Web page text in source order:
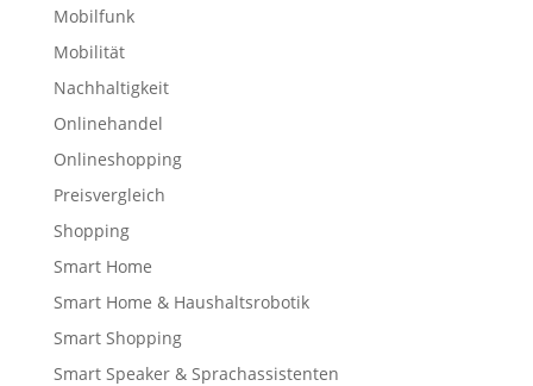
Mobilfunk
Mobilität
Nachhaltigkeit
Onlinehandel
Onlineshopping
Preisvergleich
Shopping
Smart Home
Smart Home & Haushaltsrobotik
Smart Shopping
Smart Speaker & Sprachassistenten